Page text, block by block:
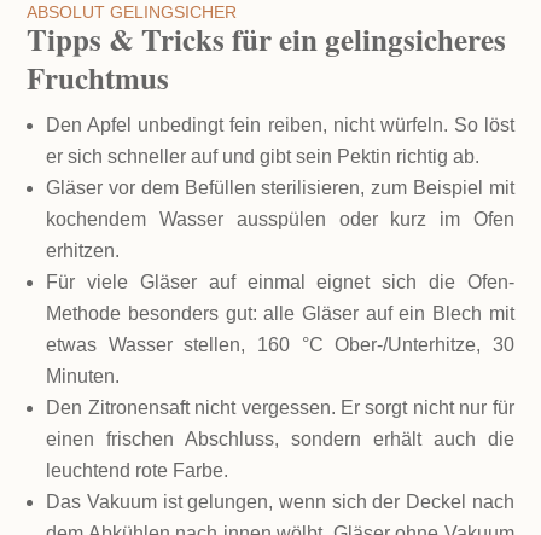
ABSOLUT GELINGSICHER
Tipps & Tricks für ein gelingsicheres
Fruchtmus
Den Apfel unbedingt fein reiben, nicht würfeln. So löst
er sich schneller auf und gibt sein Pektin richtig ab.
Gläser vor dem Befüllen sterilisieren, zum Beispiel mit
kochendem Wasser ausspülen oder kurz im Ofen
erhitzen.
Für viele Gläser auf einmal eignet sich die Ofen-
Methode besonders gut: alle Gläser auf ein Blech mit
etwas Wasser stellen, 160 °C Ober-/Unterhitze, 30
Minuten.
Den Zitronensaft nicht vergessen. Er sorgt nicht nur für
einen frischen Abschluss, sondern erhält auch die
leuchtend rote Farbe.
Das Vakuum ist gelungen, wenn sich der Deckel nach